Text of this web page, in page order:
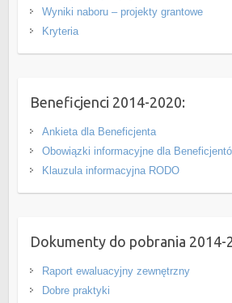
Wyniki naboru – projekty grantowe
Kryteria
Beneficjenci 2014-2020:
Ankieta dla Beneficjenta
Obowiązki informacyjne dla
Klauzula informacyjna RODO
Dokumenty do pobrania 2014-
Raport ewaluacyjny zewnętrzny
Dobre praktyki